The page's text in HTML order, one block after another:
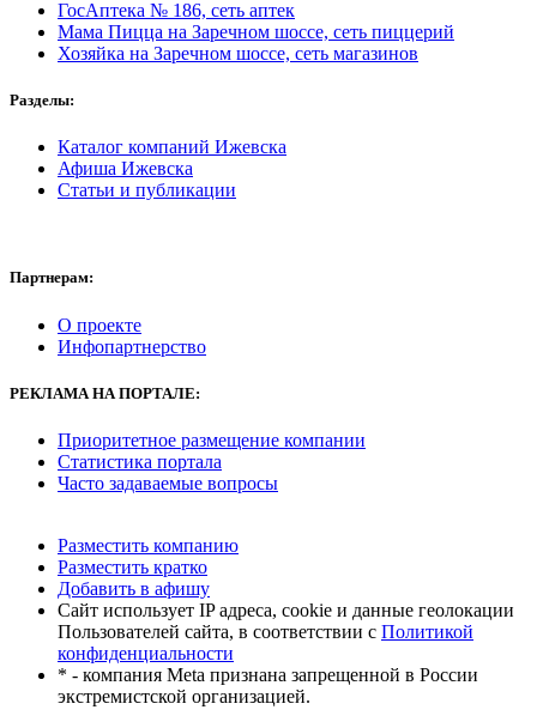
ГосАптека № 186, сеть аптек
Мама Пицца на Заречном шоссе, сеть пиццерий
Хозяйка на Заречном шоссе, сеть магазинов
Разделы:
Каталог компаний Ижевска
Афиша Ижевска
Статьи и публикации
Партнерам:
О проекте
Инфопартнерство
РЕКЛАМА НА ПОРТАЛЕ:
Приоритетное размещение компании
Статистика портала
Часто задаваемые вопросы
Разместить компанию
Разместить кратко
Добавить в афишу
Сайт использует IP адреса, cookie и данные геолокации
Пользователей сайта, в соответствии с Политикой
конфиденциальности
* - компания Meta признана запрещенной в России
экстремистской организацией.